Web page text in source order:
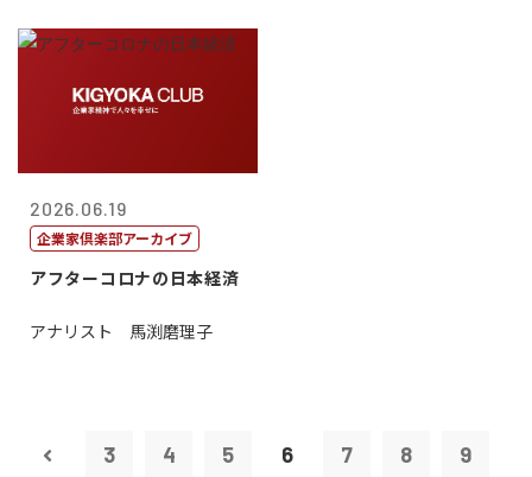
2026.06.19
企業家倶楽部アーカイブ
アフターコロナの日本経済
アナリスト 馬渕磨理子
3 4 5 6 7 8 9